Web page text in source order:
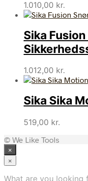
1.010,00 kr.
Sika
1.012,00 kr.
Sika Sika
519,00 kr.
© We Like Tools
×
×
What are you looking